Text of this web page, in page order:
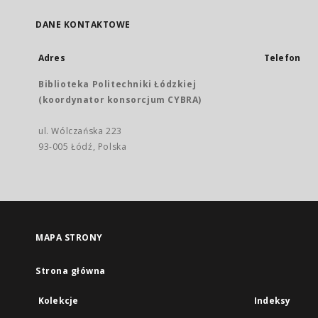
DANE KONTAKTOWE
Adres
Biblioteka Politechniki Łódzkiej
(koordynator konsorcjum CYBRA)
ul. Wólczańska 223
93-005 Łódź, Polska
Telefon
MAPA STRONY
Strona główna
Kolekcje Indeksy